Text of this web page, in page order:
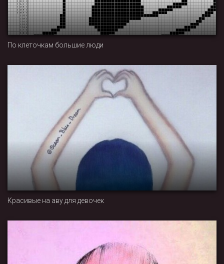
По клеточкам большие люди
Красивые на аву для девочек